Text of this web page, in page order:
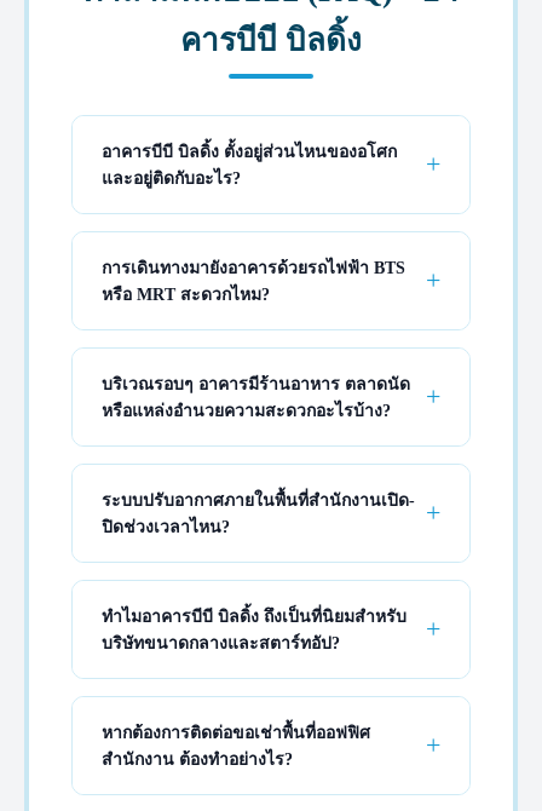
คารบีบี บิลดิ้ง
อาคารบีบี บิลดิ้ง ตั้งอยู่ส่วนไหนของอโศก
และอยู่ติดกับอะไร?
การเดินทางมายังอาคารด้วยรถไฟฟ้า BTS
หรือ MRT สะดวกไหม?
บริเวณรอบๆ อาคารมีร้านอาหาร ตลาดนัด
หรือแหล่งอำนวยความสะดวกอะไรบ้าง?
ระบบปรับอากาศภายในพื้นที่สำนักงานเปิด-
ปิดช่วงเวลาไหน?
ทำไมอาคารบีบี บิลดิ้ง ถึงเป็นที่นิยมสำหรับ
บริษัทขนาดกลางและสตาร์ทอัป?
หากต้องการติดต่อขอเช่าพื้นที่ออฟฟิศ
สำนักงาน ต้องทำอย่างไร?